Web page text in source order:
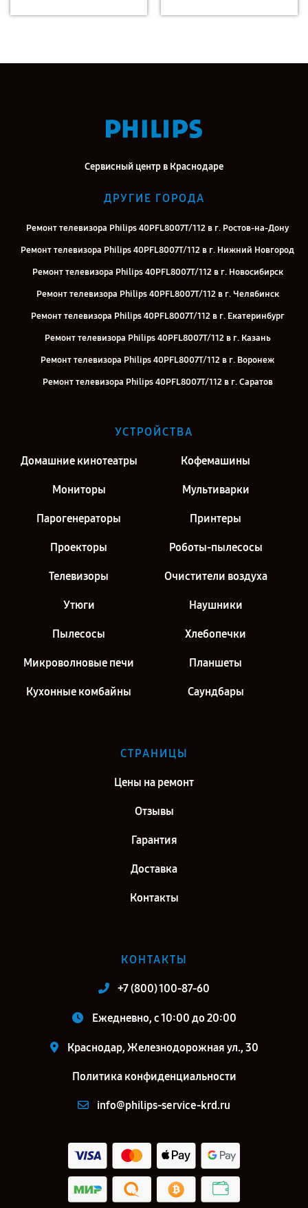
Сервисный центр в Краснодаре
ДРУГИЕ ГОРОДА
Ремонт телевизора Philips 40PFL8007T/112 в г. Ростов-на-Дону
Ремонт телевизора Philips 40PFL8007T/112 в г. Нижний Новгород
Ремонт телевизора Philips 40PFL8007T/112 в г. Новосибирск
Ремонт телевизора Philips 40PFL8007T/112 в г. Челябинск
Ремонт телевизора Philips 40PFL8007T/112 в г. Екатеринбург
Ремонт телевизора Philips 40PFL8007T/112 в г. Казань
Ремонт телевизора Philips 40PFL8007T/112 в г. Воронеж
Ремонт телевизора Philips 40PFL8007T/112 в г. Саратов
Ремонт телевизора Philips 40PFL8007T/112 в г. Москва
УСТРОЙСТВА
Домашние кинотеатры Кофемашины
Мониторы Мультиварки
Парогенераторы Принтеры
Проекторы Роботы-пылесосы
Телевизоры Очистители воздуха
Утюги Наушники
Пылесосы Хлебопечки
Микроволновые печи Планшеты
Кухонные комбайны Саундбары
СТРАНИЦЫ
Цены на ремонт
Отзывы
Гарантия
Доставка
Контакты
КОНТАКТЫ
+7 (800) 100-87-60
Ежедневно, с 10:00 до 20:00
Краснодар, Железнодорожная ул., 30
Политика конфиденциальности
info@philips-service-krd.ru